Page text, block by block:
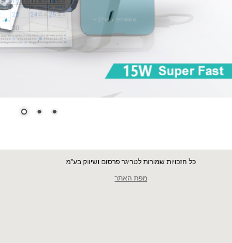
כל הזכויות שמורות לטריגר פרסום ושיווק בע"מ
מפת האתר